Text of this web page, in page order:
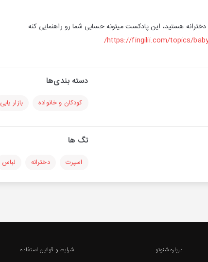
هستید، این پادکست میتونه حسابی شما رو راهنمایی کنه
https://fingilii.com/topics/
دسته بندی‌ها
کودکان و خانواده بازار یابی
تگ ها
اسپرت دخترانه لباس
درباره شنوتو
شرایط و قوانین استفاده